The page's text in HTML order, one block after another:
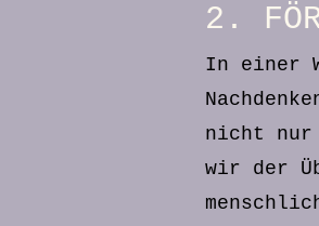
2.
In einer
nicht nur
wir der